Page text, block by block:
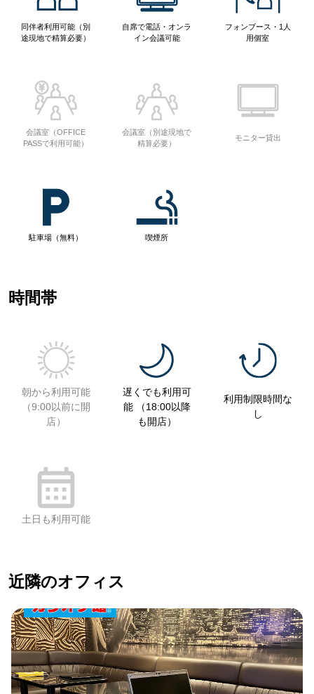
同伴者利用可能（別
途現地で精算必要）
自席で電話・オンラ
イン会議可能
フォンブース・1人
用個室
会議室（OFFICE
PASSで利用可能）
会議室（別途現地で
精算必要）
モニター貸出
駐車場（無料） 喫煙所
時間帯
朝から利用可能
（9:00以前に開
店）
遅くでも利用可
能 （18:00以降
も開店）
利用制限時間な
し
土日も利用可能
近隣のオフィス